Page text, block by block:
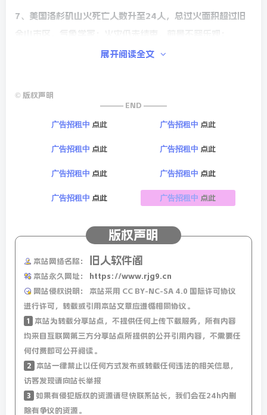
7、美国洛杉矶山火死亡人数升至24人，总过火面积超过旧
而会削弱美国竞争力；
9、韩国公调处已向国防部和总统警卫处发布公函，要求协
助执行尹锡悦逮捕令，韩国代总统：勿用暴力；
10、赴泰旅游出现退款潮：游客”亏钱”退订泰国旅游产
品，春节期间上海往返曼谷机票降价近四成。泰国警方：推
11、13日，泰国普吉岛一游艇倾覆，33名中国游客获救；
12、立陶宛外长：想跟中国恢复正常关系，但错不在我们；
日媒：美日印澳拟在特朗普就职后举行四方外长会；
13、13日晚，日本九州岛附近海域发生6.7级地震，日本气
象厅提醒：宫崎县、高知县部分地区注意海啸；
14、拜登特朗普接连施压以色列总理，加沙停火协议条件已
达”最佳”。哈马斯官员：哈马斯与以色列”非常接近”达
成加沙停火协议；
展开阅读全文
© 版权声明
——— END ———
广告招租中 点此 广告招租中 点此
广告招租中 点此 广告招租中 点此
广告招租中 点此 广告招租中 点此
广告招租中 点此 广告招租中 点此
版权声明
本站网络名称： 旧人软件阁
本站永久网址：
https://www.rjg9.cn
网站侵权说明：
本站采用 CC BY-NC-SA 4.0 国际许可协议
进行许可，转载或引用本站文章应遵循相同协议。
1
本站为转载分享站点，不提供任何上传下载服务，所有内容
均来自互联网第三方分享站点所提供的公开引用内容，不需要任
何付费即可公开阅读。
2
本站一律禁止以任何方式发布或转载任何违法的相关信息，
访客发现请向站长举报
3
如果有侵犯版权的资源请尽快联系站长，我们会在24h内删
除有争议的资源。